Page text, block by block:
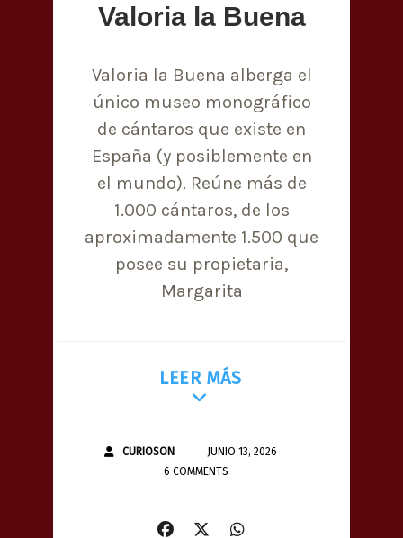
Valoria la Buena
Valoria la Buena alberga el
único museo monográfico
de cántaros que existe en
España (y posiblemente en
el mundo). Reúne más de
1.000 cántaros, de los
aproximadamente 1.500 que
posee su propietaria,
Margarita
LEER MÁS
CURIOSON
JUNIO 13, 2026
6 COMMENTS